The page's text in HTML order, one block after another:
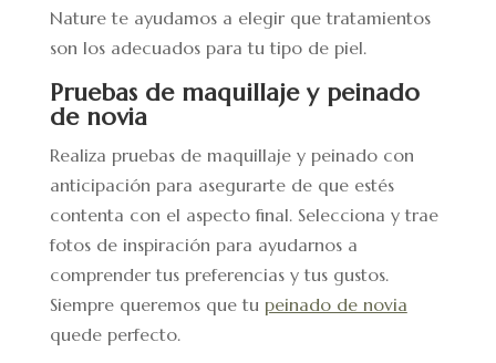
Nature te ayudamos a elegir que tratamientos
son los adecuados para tu tipo de piel.
Pruebas de maquillaje y peinado
de novia
Realiza pruebas de maquillaje y peinado con
anticipación para asegurarte de que estés
contenta con el aspecto final. Selecciona y trae
fotos de inspiración para ayudarnos a
comprender tus preferencias y tus gustos.
Siempre queremos que tu peinado de novia
quede perfecto.